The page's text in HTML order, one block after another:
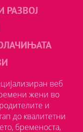
РАЗВОЈ
веб
жени во
и
до квалитетни
бременоста,